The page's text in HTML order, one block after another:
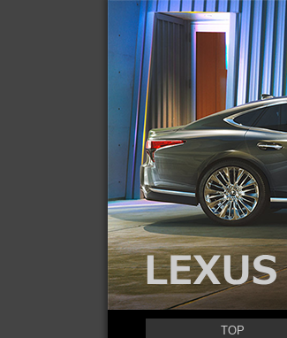
レクサス レンタカー | LEXUS RENTACAR
TOP